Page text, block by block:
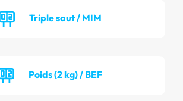
Triple saut / MIM
Poids (2 kg) / BEF